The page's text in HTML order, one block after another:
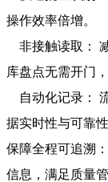
操作效率倍增。
非接触读取：
库盘点无需开门
自动化记录：
据实时性与可靠性
保障全程可追溯
信息，满足质量